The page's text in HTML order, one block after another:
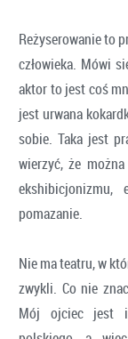
Reżyserowanie to
człowieka. Mówi
aktor to jest coś
jest urwana
sobie. Taka jest
wierzyć, że
pomazanie.
Nie ma teatru, w
zwykli. Co nie
Mój ojciec jest